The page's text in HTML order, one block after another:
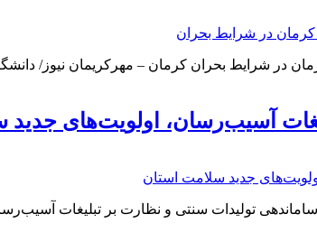
آسیب‌رسان، اولویت‌های جدید
تولیدات سنتی و نظارت بر تبلیغات